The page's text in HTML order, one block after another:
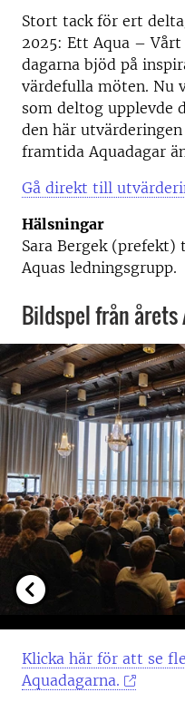
Stort tack för ert
2025: Ett Aqua –
dagarna bjöd på
värdefulla möten. Nu
som deltog upplevde
den här
framtida Aquadagar
Gå direkt till
Hälsningar
Sara Bergek (prefekt)
Aquas ledningsgrupp.
Bildspel från årets
Klicka här för att se
Aquadagarna.